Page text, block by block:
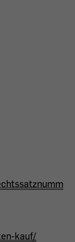
kauf/